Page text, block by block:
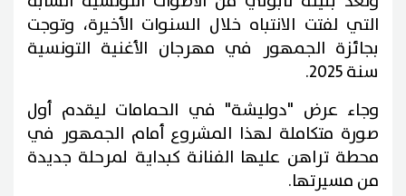
التي لفتت الانتباه خلال السنوات الأخيرة، وتوجت
بجائزة الجمهور في مهرجان الأغنية التونسية
سنة 2025.
وجاء عرض "دوليشة" في الحمامات ليقدم أول
صورة متكاملة لهذا المشروع أمام الجمهور في
محطة تراهن عليها الفنانة كبداية لمرحلة جديدة
من مسيرتها.